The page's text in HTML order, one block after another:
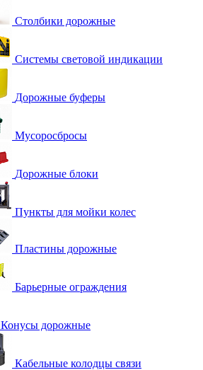
Столбики дорожные
Системы световой индикации
Дорожные буферы
Мусоросбросы
Дорожные блоки
Пункты для мойки колес
Пластины дорожные
Барьерные ограждения
Конусы дорожные
Кабельные колодцы связи